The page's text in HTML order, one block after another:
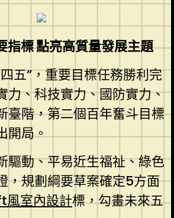
標 點亮高質量發展主題
五”，重要目標任務勝利完
力、科技實力、國防實力、
臺階，第二個百年奮斗目標
開局。
驅動、平易近生福祉、綠色
，規劃綱要草案確定5方面
室內設計標，勾畫未來五